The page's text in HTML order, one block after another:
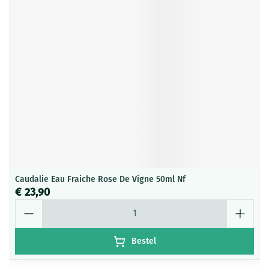
Caudalie Eau Fraiche Rose De Vigne 50ml Nf
€ 23,90
Bestel